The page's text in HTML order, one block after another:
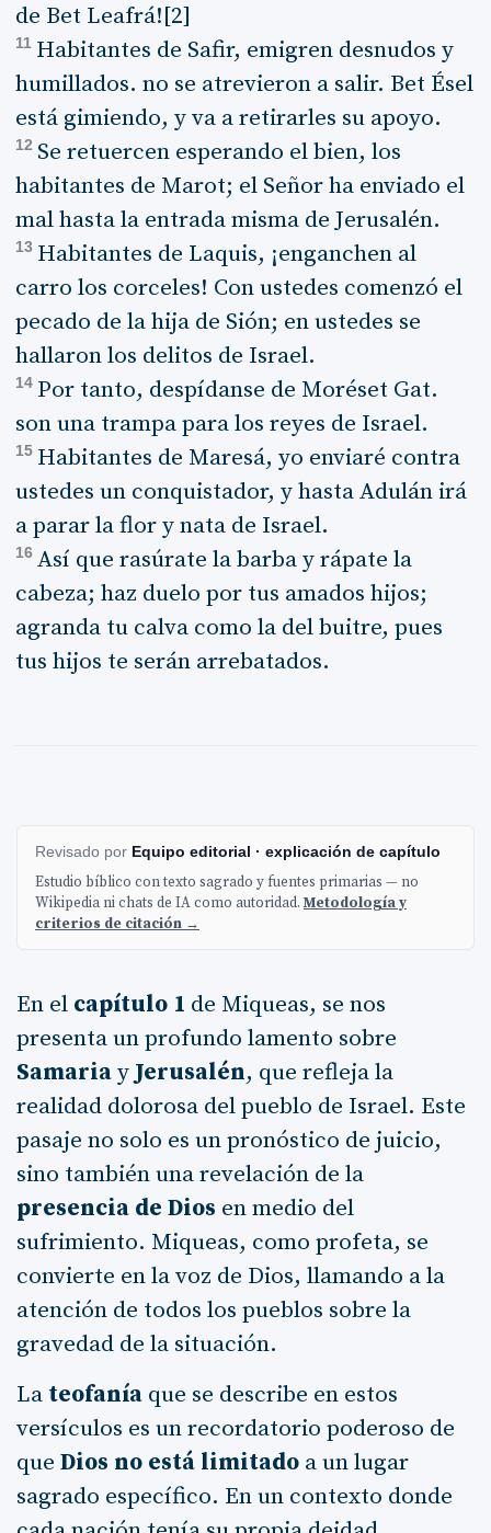
de Bet Leafrá![2]
11 Habitantes de Safir, emigren desnudos y
humillados. no se atrevieron a salir. Bet Ésel
está gimiendo, y va a retirarles su apoyo.
12 Se retuercen esperando el bien, los
habitantes de Marot; el Señor ha enviado el
mal hasta la entrada misma de Jerusalén.
13 Habitantes de Laquis, ¡enganchen al
carro los corceles! Con ustedes comenzó el
pecado de la hija de Sión; en ustedes se
hallaron los delitos de Israel.
14 Por tanto, despídanse de Moréset Gat.
son una trampa para los reyes de Israel.
15 Habitantes de Maresá, yo enviaré contra
ustedes un conquistador, y hasta Adulán irá
a parar la flor y nata de Israel.
16 Así que rasúrate la barba y rápate la
cabeza; haz duelo por tus amados hijos;
agranda tu calva como la del buitre, pues
tus hijos te serán arrebatados.
Revisado por Equipo editorial · explicación de capítulo
Estudio bíblico con texto sagrado y fuentes primarias — no
Wikipedia ni chats de IA como autoridad.Metodología y
criterios de citación →
En el capítulo 1 de Miqueas, se nos
presenta un profundo lamento sobre
SamariayJerusalén, que refleja la
realidad dolorosa del pueblo de Israel. Este
pasaje no solo es un pronóstico de juicio,
sino también una revelación de la
presencia de Dios en medio del
sufrimiento. Miqueas, como profeta, se
convierte en la voz de Dios, llamando a la
atención de todos los pueblos sobre la
gravedad de la situación.
La teofanía que se describe en estos
versículos es un recordatorio poderoso de
que Dios no está limitado a un lugar
sagrado específico. En un contexto donde